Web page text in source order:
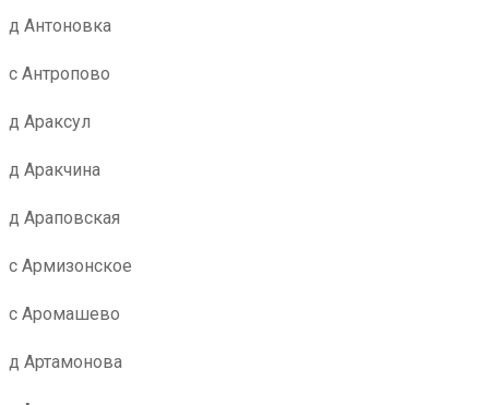
д Антоновка
с Антропово
д Араксул
д Аракчина
д Араповская
с Армизонское
с Аромашево
д Артамонова